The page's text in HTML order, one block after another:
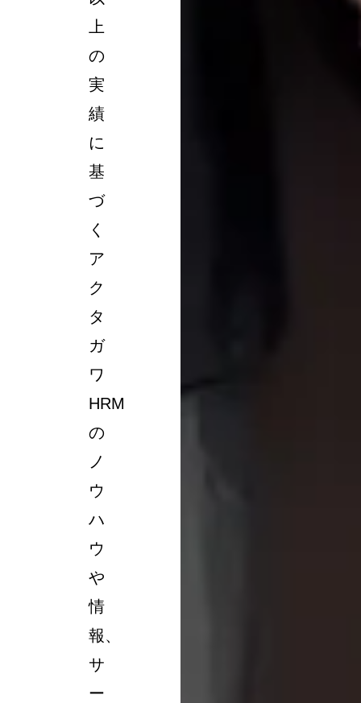
上
の
実
績
に
基
づ
く
ア
ク
タ
ガ
ワ
HRM
の
ノ
ウ
ハ
ウ
や
情
報、
サ
ー